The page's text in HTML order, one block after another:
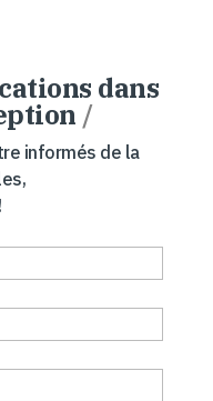
dans
/
informés de la